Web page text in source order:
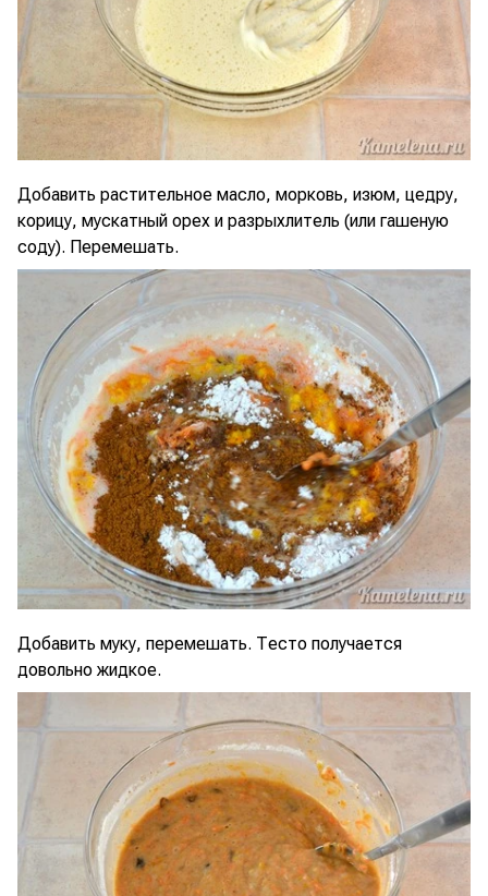
Добавить растительное масло, морковь, изюм, цедру,
корицу, мускатный орех и разрыхлитель (или гашеную
соду). Перемешать.
Добавить муку, перемешать. Тесто получается
довольно жидкое.